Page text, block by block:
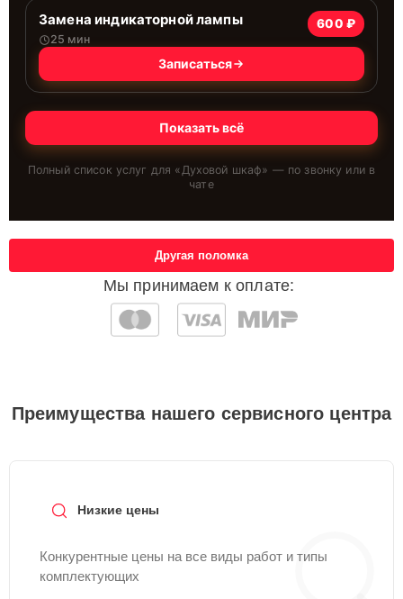
Замена индикаторной лампы
25 мин
600 ₽
Записаться
Показать всё
Полный список услуг для «Духовой шкаф» — по звонку или в
чате
Мы принимаем к оплате:
Другая поломка
Преимущества нашего сервисного центра
Низкие цены
Конкурентные цены на все виды работ и типы
комплектующих